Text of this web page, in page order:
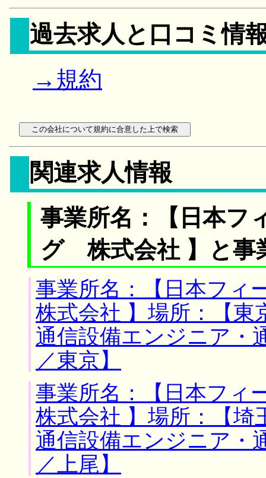
過去求人と口コミ情
→規約
関連求人情報
事業所名：【日本フ
グ 株式会社 】と事
事業所名：【日本フ
株式会社 】場所：【東
通信設備エンジニア・
／東京】
事業所名：【日本フ
株式会社 】場所：【埼
通信設備エンジニア・
／上尾】